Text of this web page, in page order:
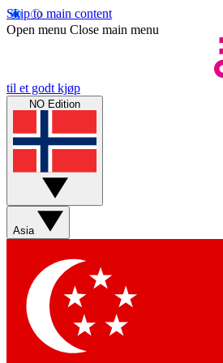
Skip to main content
Open menu Close main menu
til et godt kjøp
NO Edition
Asia